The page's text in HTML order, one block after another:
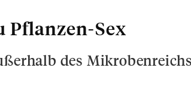
Pflanzen-Sex
des Mikrobenreichs